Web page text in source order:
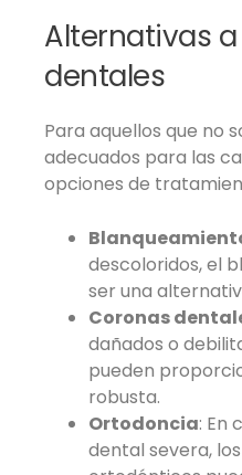
Alternativas
dentales
Para aquellos que no
adecuados para las
opciones de
descoloridos, el
ser una
Coronas
dañados o
pueden
robusta.
Ortodoncia: En
dental severa,